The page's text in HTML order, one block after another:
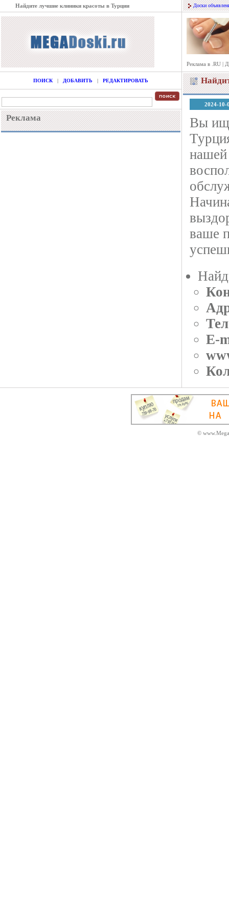
Найдите лучшие клиники красоты в Турции Доски
Реклама в .RU |
ПОИСК | ДОБАВИТЬ | РЕДАКТИРОВАТЬ
Реклама
2024-10-
Вы
нашей
ваше
E-
©